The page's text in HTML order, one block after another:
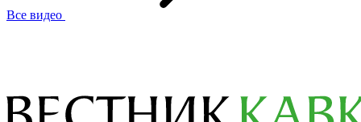
Все видео